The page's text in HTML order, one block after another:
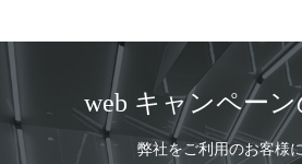
web キャンペー
弊社をご利用のお客様